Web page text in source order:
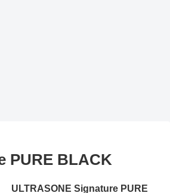
PURE BLACK
ULTRASONE Signature PURE